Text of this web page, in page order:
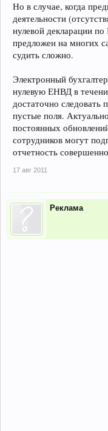
Но в случае, когда
деятельности
нулевой декларации
предложен на многих
судить сложно.
Электронный
нулевую ЕНВД в
достаточно следовать
пустые поля.
постоянных
сотрудников могут
отчетность
17 авг 2011
Реклама